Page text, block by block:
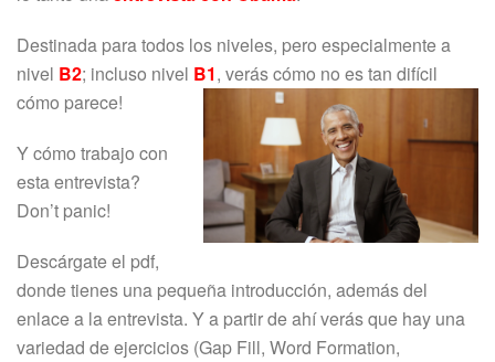
Destinada para todos los niveles, pero especialmente a
nivel B2; incluso nivel B1, verás cómo no es tan difícil
cómo parece!
Y cómo trabajo con
esta entrevista?
Don’t panic!
Descárgate el pdf,
donde tienes una pequeña introducción, además del
enlace a la entrevista. Y a partir de ahí verás que hay una
variedad de ejercicios (Gap Fill, Word Formation,